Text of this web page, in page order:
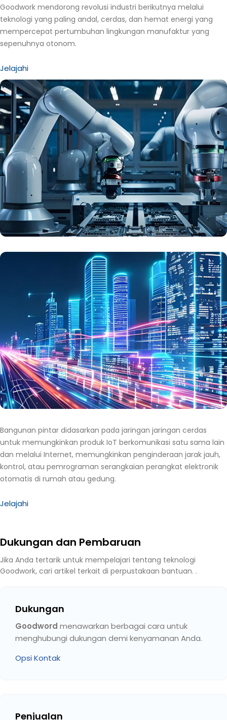
Goodwork mendorong revolusi industri berikutnya melalui
teknologi yang paling andal, cerdas, dan hemat energi yang
mempercepat pertumbuhan lingkungan manufaktur yang
sepenuhnya otonom.
Jelajahi
Bangunan pintar didasarkan pada jaringan jaringan cerdas
untuk memungkinkan produk IoT berkomunikasi satu sama lain
dan melalui Internet, memungkinkan penginderaan jarak jauh,
kontrol, atau pemrograman serangkaian perangkat elektronik
otomatis di rumah atau gedung.
Jelajahi
Dukungan dan Pembaruan
Jika Anda tertarik untuk mempelajari tentang teknologi
Goodwork, cari artikel terkait di perpustakaan bantuan. .
Dukungan
Goodword menawarkan berbagai cara untuk
menghubungi dukungan demi kenyamanan Anda.
Opsi Kontak
Penjualan